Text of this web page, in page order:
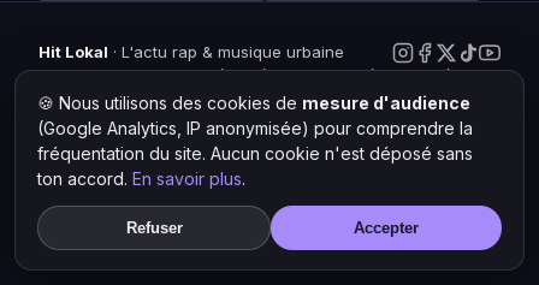
Hit Lokal · L'actu rap & musique urbaine
© 2026 — Tous droits réservés ·Mentions légales·Gérer les
cookies
🍪 Nous utilisons des cookies de mesure d'audience
(Google Analytics, IP anonymisée) pour comprendre la
fréquentation du site. Aucun cookie n'est déposé sans
ton accord. En savoir plus.
Refuser Accepter